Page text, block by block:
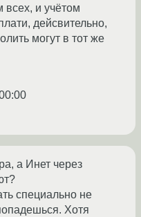
всех, и учётом
дейсвительно,
могут в тот же
а Инет через
специально не
Хотя